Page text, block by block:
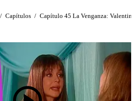
/ Capítulos / Capítulo 45 La Venganza: